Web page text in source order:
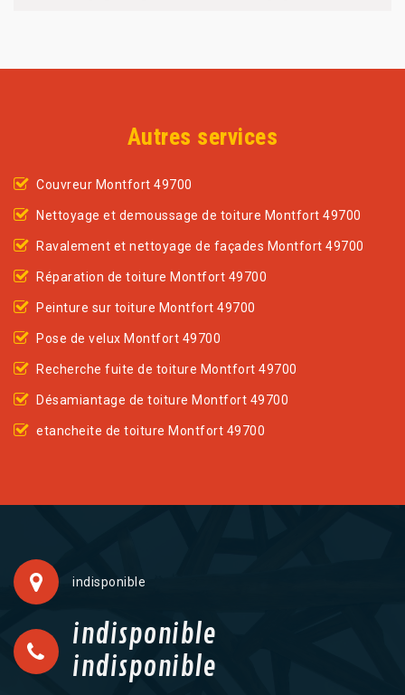
Autres services
Couvreur Montfort 49700
Nettoyage et demoussage de toiture Montfort 49700
Ravalement et nettoyage de façades Montfort 49700
Réparation de toiture Montfort 49700
Peinture sur toiture Montfort 49700
Pose de velux Montfort 49700
Recherche fuite de toiture Montfort 49700
Désamiantage de toiture Montfort 49700
etancheite de toiture Montfort 49700
indisponible
indisponible
indisponible